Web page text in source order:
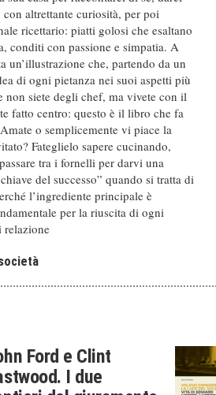
con altrettante curiosità, per poi
ricettario: piatti golosi che esaltano
conditi con passione e simpatia. A
un’illustrazione che, partendo da un
di ogni pietanza nei suoi aspetti più
non siete degli chef, ma vivete con il
fatto centro: questo è il libro che fa
o semplicemente vi piace la
Fateglielo sapere cucinando,
tra i fornelli per darvi una
del successo” quando si tratta di
l’ingrediente principale è
per la riuscita di ogni
Ford e Clint
I due